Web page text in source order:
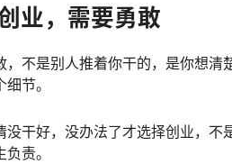
业，需要勇敢
，不是别人推着你干的，是你想
节。
没干好，没办法了才选择创业，
责。